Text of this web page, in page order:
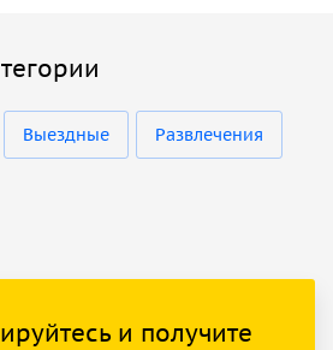
Выездные Развлечения
и получите